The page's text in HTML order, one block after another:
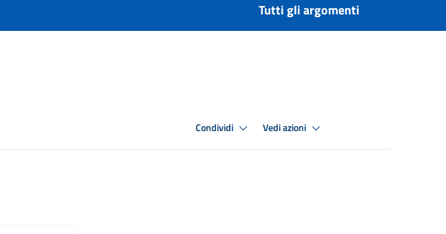
Tutti gli argomenti
Condividi Vedi azioni